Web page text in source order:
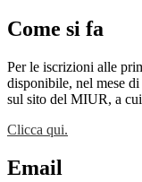
Come si fa
Per le iscrizioni alle
disponibile, nel mese
sul sito del MIUR, a cui
Clicca qui.
Email